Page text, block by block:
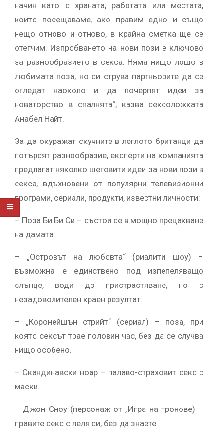
начин като с храната, работата или местата,
които посещаваме, ако правим едно и също
нещо отново и отново, в крайна сметка ще се
отегчим. Изпробването на нови пози е ключово
за разнообразието в секса. Няма нищо лошо в
любимата поза, но си струва партньорите да се
огледат наоколо и да почерпят идеи за
новаторство в спалнята“, казва сексоложката
Анабел Найт.
За да окуражат скучните в леглото британци да
потърсят разнообразие, експерти на компанията
предлагат няколко шеговити идеи за нови пози в
секса, вдъхновени от популярни телевизионни
програми, сериали, продукти, известни личности:
– Поза Би Би Си – състои се в мощно прецакване
на дамата.
– „Островът на любовта“ (риалити шоу) –
възможна е единствено под изпепеляващо
слънце, води до пристрастяване, но с
незадоволителен краен резултат.
– „Коронейшън стрийт“ (сериал) – поза, при
която сексът трае половин час, без да се случва
нищо особено.
– Скандинавски ноар – палаво-страховит секс с
маски.
– Джон Сноу (персонаж от „Игра на тронове) –
правите секс с леля си, без да знаете.